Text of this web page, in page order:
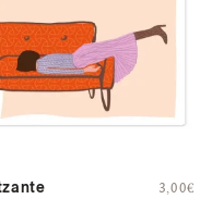
3,00€